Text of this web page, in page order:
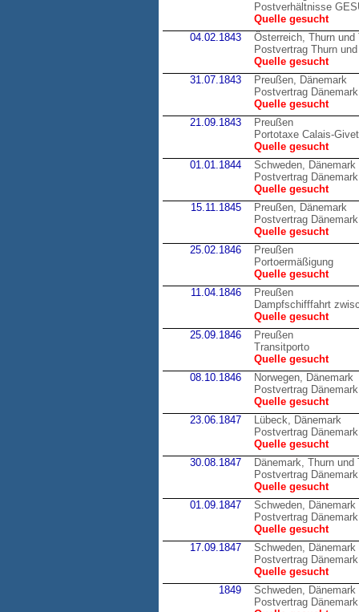
Postverhältnisse
Quelle gesucht
04.02.1843
Österreich, Thurn und
Postvertrag Thurn
Quelle gesucht
31.07.1843
Preußen, Dänemark
Postvertrag
Quelle gesucht
21.09.1843
Preußen
Portotaxe Calais-Givet
Quelle gesucht
01.01.1844
Schweden, Dänemark
Postvertrag
Quelle gesucht
15.11.1845
Preußen, Dänemark
Postvertrag
Quelle gesucht
25.02.1846
Preußen
Portoermäßigung
Quelle gesucht
11.04.1846
Preußen
Dampfschifffahrt
Quelle gesucht
25.09.1846
Preußen
Transitporto
Quelle gesucht
08.10.1846
Norwegen, Dänemark
Postvertrag
Quelle gesucht
23.06.1847
Lübeck, Dänemark
Postvertrag
Quelle gesucht
30.08.1847
Dänemark, Thurn und
Postvertrag
Quelle gesucht
01.09.1847
Schweden, Dänemark
Postvertrag
Quelle gesucht
17.09.1847
Schweden, Dänemark
Postvertrag
Quelle gesucht
1849
Schweden, Dänemark
Postvertrag